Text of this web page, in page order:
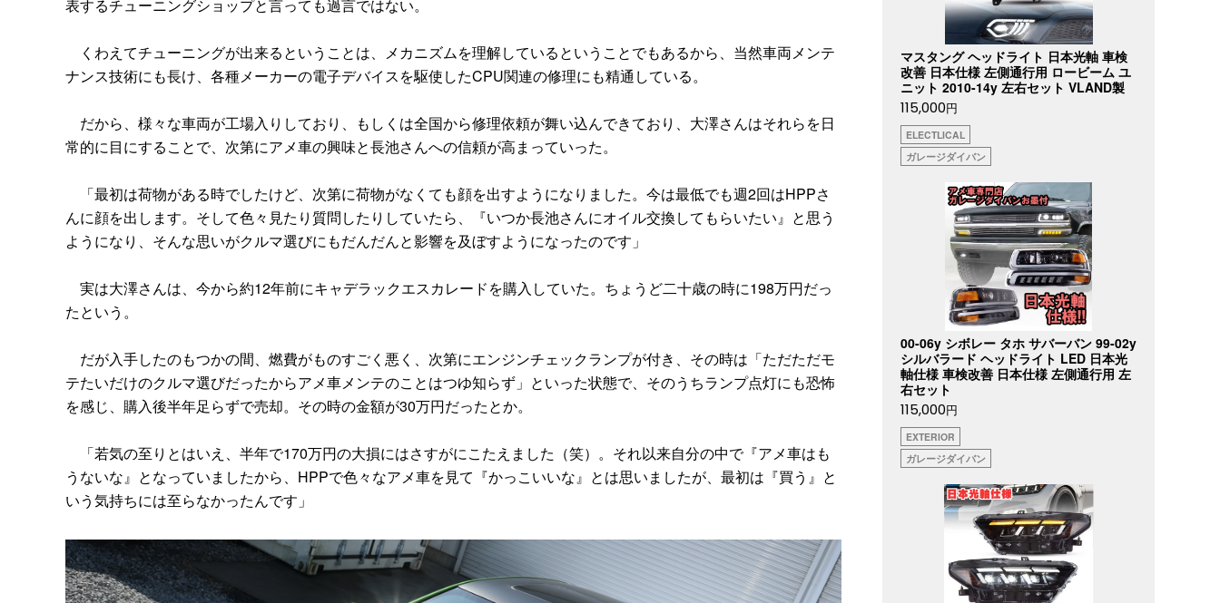
表するチューニングショップと言っても過言ではない。
くわえてチューニングが出来るということは、メカニズムを理解しているということでもあるから、当然車両メンテ
ナンス技術にも長け、各種メーカーの電子デバイスを駆使したCPU関連の修理にも精通している。
だから、様々な車両が工場入りしており、もしくは全国から修理依頼が舞い込んできており、大澤さんはそれらを日
常的に目にすることで、次第にアメ車の興味と長池さんへの信頼が高まっていった。
「最初は荷物がある時でしたけど、次第に荷物がなくても顔を出すようになりました。今は最低でも週2回はHPPさ
んに顔を出します。そして色々見たり質問したりしていたら、『いつか長池さんにオイル交換してもらいたい』と思う
ようになり、そんな思いがクルマ選びにもだんだんと影響を及ぼすようになったのです」
実は大澤さんは、今から約12年前にキャデラックエスカレードを購入していた。ちょうど二十歳の時に198万円だっ
たという。
だが入手したのもつかの間、燃費がものすごく悪く、次第にエンジンチェックランプが付き、その時は「ただただモ
テたいだけのクルマ選びだったからアメ車メンテのことはつゆ知らず」といった状態で、そのうちランプ点灯にも恐怖
を感じ、購入後半年足らずで売却。その時の金額が30万円だったとか。
「若気の至りとはいえ、半年で170万円の大損にはさすがにこたえました（笑）。それ以来自分の中で『アメ車はも
うないな』となっていましたから、HPPで色々なアメ車を見て『かっこいいな』とは思いましたが、最初は『買う』と
いう気持ちには至らなかったんです」
マスタング ヘッドライト 日本光軸 車検
改善 日本仕様 左側通行用 ロービーム ユ
ニット 2010-14y 左右セット VLAND製
115,000円
ELECTLICAL
ガレージダイバン
00-06y シボレー タホ サバーバン 99-02y
シルバラード ヘッドライト LED 日本光
軸仕様 車検改善 日本仕様 左側通行用 左
右セット
115,000円
EXTERIOR
ガレージダイバン